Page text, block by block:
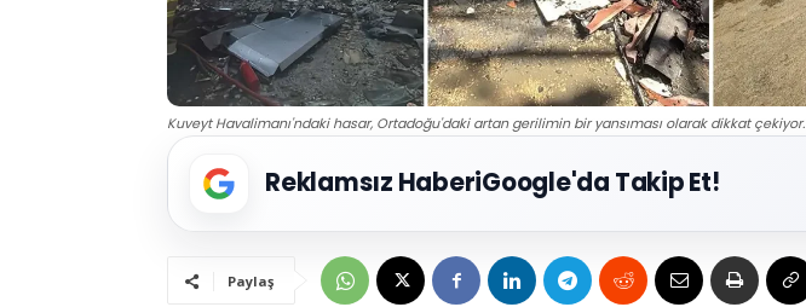
Kuveyt Havalimanı'ndaki hasar, Ortadoğu'daki artan gerilimin bir yansıması olarak dikkat çekiyor.
Reklamsız HaberiGoogle'da Takip Et!
Paylaş